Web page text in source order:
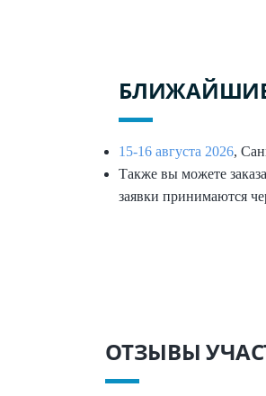
15-16 августа 2026,
Также вы можете
заявки принимаются
ОТЗЫВЫ